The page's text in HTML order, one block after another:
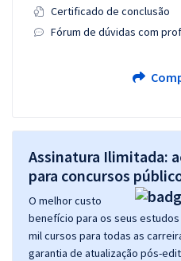
Certificado de conclusão
Fórum de dúvidas com
Assinatura Ilimitada:
para concursos
O melhor custo
benefício para os seus estudos
mil cursos para todas as
garantia de atualização pós-